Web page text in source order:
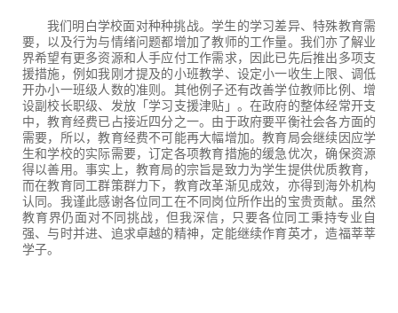
我们明白学校面对种种挑战。学生的学习差异、特殊教育需
要，以及行为与情绪问题都增加了教师的工作量。我们亦了解业
界希望有更多资源和人手应付工作需求，因此已先后推出多项支
援措施，例如我刚才提及的小班教学、设定小一收生上限、调低
开办小一班级人数的准则。其他例子还有改善学位教师比例、增
设副校长职级、发放「学习支援津贴」。在政府的整体经常开支
中，教育经费已占接近四分之一。由于政府要平衡社会各方面的
需要，所以，教育经费不可能再大幅增加。教育局会继续因应学
生和学校的实际需要，订定各项教育措施的缓急优次，确保资源
得以善用。事实上，教育局的宗旨是致力为学生提供优质教育，
而在教育同工群策群力下，教育改革渐见成效，亦得到海外机构
认同。我谨此感谢各位同工在不同岗位所作出的宝贵贡献。虽然
教育界仍面对不同挑战，但我深信，只要各位同工秉持专业自
强、与时并进、追求卓越的精神，定能继续作育英才，造福莘莘
学子。